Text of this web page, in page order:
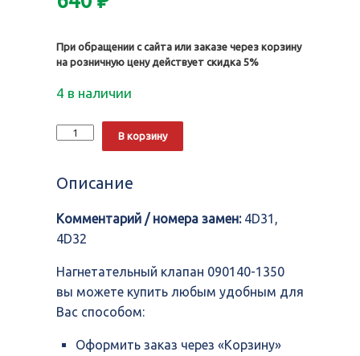
При обращении с сайта или заказе через корзину
на розничную цену действует скидка 5%
4 в наличии
Количество
Нагнетательный
1350
В корзину
Описание
Комментарий / номера замен:4D31,
4D32
Нагнетательный клапан 090140-1350
вы можете купить любым удобным для
Вас способом:
Оформить заказ через «Корзину»